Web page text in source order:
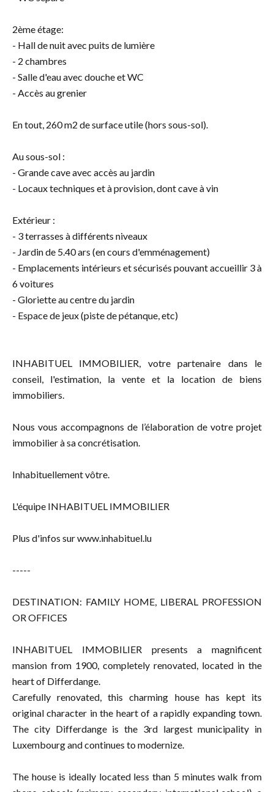
2ème étage:
- Hall de nuit avec puits de lumière
- 2 chambres
- Salle d'eau avec douche et WC
- Accès au grenier
En tout, 260 m2 de surface utile (hors sous-sol).
Au sous-sol :
- Grande cave avec accès au jardin
- Locaux techniques et à provision, dont cave à vin
Extérieur :
- 3 terrasses à différents niveaux
- Jardin de 5.40 ars (en cours d'emménagement)
- Emplacements intérieurs et sécurisés pouvant accueillir 3 à
6 voitures
- Gloriette au centre du jardin
- Espace de jeux (piste de pétanque, etc)
INHABITUEL IMMOBILIER, votre partenaire dans le
conseil, l'estimation, la vente et la location de biens
immobiliers.
Nous vous accompagnons de l’élaboration de votre projet
immobilier à sa concrétisation.
Inhabituellement vôtre.
L'équipe INHABITUEL IMMOBILIER
Plus d'infos sur www.inhabituel.lu
-----
DESTINATION: FAMILY HOME, LIBERAL PROFESSION
OR OFFICES
INHABITUEL IMMOBILIER presents a magnificent
mansion from 1900, completely renovated, located in the
heart of Differdange.
Carefully renovated, this charming house has kept its
original character in the heart of a rapidly expanding town.
The city Differdange is the 3rd largest municipality in
Luxembourg and continues to modernize.
The house is ideally located less than 5 minutes walk from